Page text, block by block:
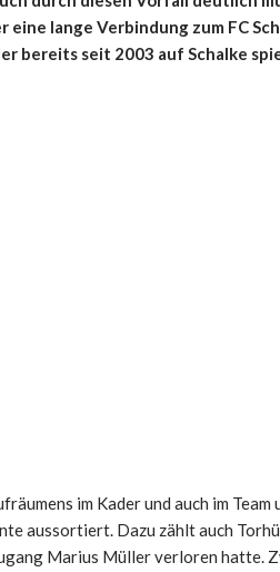
lange Verbindung zum FC
bereits seit 2003 auf Schalke
im Kader und auch im Team
aussortiert. Dazu zählt auch
Marius Müller verloren hatte.